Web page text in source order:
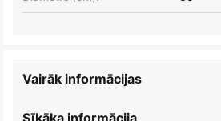
Vairāk informācijas